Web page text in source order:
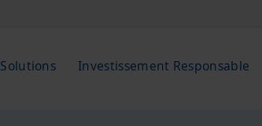
Solutions Investissement Responsable